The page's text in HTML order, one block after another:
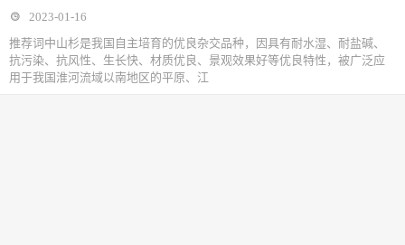
2023-01-16
推荐词中山杉是我国自主培育的优良杂交品种，因具有耐水湿、耐盐碱、
抗污染、抗风性、生长快、材质优良、景观效果好等优良特性，被广泛应
用于我国淮河流域以南地区的平原、江